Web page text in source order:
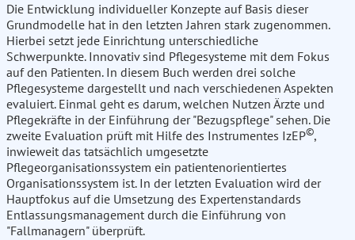
Die Entwicklung individueller Konzepte auf Basis dieser
Grundmodelle hat in den letzten Jahren stark zugenommen.
Hierbei setzt jede Einrichtung unterschiedliche
Schwerpunkte. Innovativ sind Pflegesysteme mit dem Fokus
auf den Patienten. In diesem Buch werden drei solche
Pflegesysteme dargestellt und nach verschiedenen Aspekten
evaluiert. Einmal geht es darum, welchen Nutzen Ärzte und
Pflegekräfte in der Einführung der "Bezugspflege" sehen. Die
zweite Evaluation prüft mit Hilfe des Instrumentes IzEP©,
inwieweit das tatsächlich umgesetzte
Pflegeorganisationssystem ein patientenorientiertes
Organisationssystem ist. In der letzten Evaluation wird der
Hauptfokus auf die Umsetzung des Expertenstandards
Entlassungsmanagement durch die Einführung von
"Fallmanagern" überprüft.